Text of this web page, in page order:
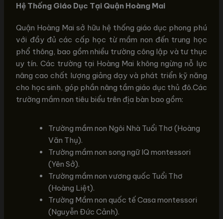
Hệ Thống Giáo Dục Tại Quận Hoàng Mai
Quận Hoàng Mai sở hữu hệ thống giáo dục phong phú
với đầy đủ các cấp học từ mầm non đến trung học
phổ thông, bao gồm nhiều trường công lập và tư thục
uy tín. Các trường tại Hoàng Mai không ngừng nỗ lực
nâng cao chất lượng giảng dạy và phát triển kỹ năng
cho học sinh, góp phần nâng tầm giáo dục thủ đô.Các
trường mầm non tiêu biểu trên địa bàn bao gồm:
Trường mầm non Ngôi Nhà Tuổi Thơ (Hoàng
Văn Thụ).
Trường mầm non song ngữ IQ montessori
(Yên Sở).
Trường mầm non vương quốc Tuổi Thơ
(Hoàng Liệt).
Trường Mầm non quốc tế Casa montessori
(Nguyễn Đức Cảnh).